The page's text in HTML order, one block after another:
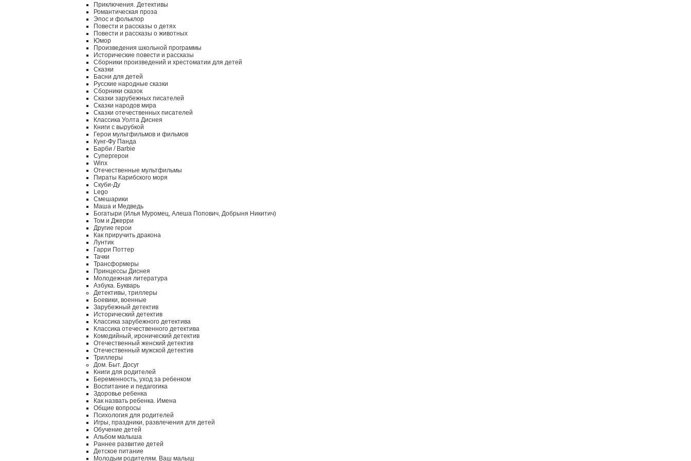
Приключения. Детективы
Романтическая проза
Эпос и фольклор
Повести и рассказы о детях
Повести и рассказы о животных
Юмор
Произведения школьной программы
Исторические повести и рассказы
Сборники произведений и хрестоматии для детей
Сказки
Басни для детей
Русские народные сказки
Сборники сказок
Сказки зарубежных писателей
Сказки народов мира
Сказки отечественных писателей
Классика Уолта Диснея
Книги с вырубкой
Герои мультфильмов и фильмов
Кунг-Фу Панда
Барби / Barbie
Супергерои
Winx
Отечественные мультфильмы
Пираты Карибского моря
Скуби-Ду
Lego
Смешарики
Маша и Медведь
Богатыри (Илья Муромец, Алеша Попович, Добрыня Никитич)
Том и Джерри
Другие герои
Как приручить дракона
Лунтик
Гарри Поттер
Тачки
Трансформеры
Принцессы Диснея
Молодежная литература
Азбука. Букварь
Детективы, триллеры
Боевики, военные
Зарубежный детектив
Исторический детектив
Классика зарубежного детектива
Классика отечественного детектива
Комедийный, иронический детектив
Отечественный женский детектив
Отечественный мужской детектив
Триллеры
Дом. Быт. Досуг
Книги для родителей
Беременность, уход за ребенком
Воспитание и педагогика
Здоровье ребенка
Как назвать ребенка. Имена
Общие вопросы
Психология для родителей
Игры, праздники, развлечения для детей
Обучение детей
Альбом малыша
Раннее развитие детей
Детское питание
Молодым родителям. Ваш малыш